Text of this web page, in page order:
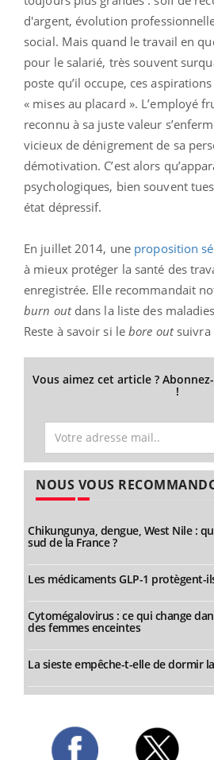
d'argent, évolution
social. Mais quand le travail en
pour le salarié, très souvent
poste qu’il occupe, ces
« mises au placard ». L’employé
reconnu à sa juste valeur
vicieux de dénigrement de sa
démotivation. C’est alors
psychologiques, bien souvent
état dépressif.
En juillet 2014, une proposition
à mieux protéger la santé des
enregistrée. Elle recommandait
burn outdans la liste des
Reste à savoir si lebore outsuivra
Vous aimez cet article ?
!
NOUS VOUS
Chikungunya, dengue, West Nile :
sud de la France ?
Les médicaments GLP-1 protègent-
Cytomégalovirus : ce qui change
des femmes enceintes
La sieste empêche-t-elle de dormir